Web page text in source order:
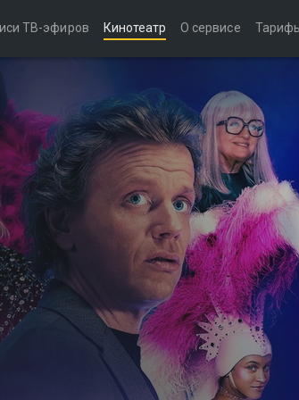
ТВ-эфиров Кинотеатр О сервисе